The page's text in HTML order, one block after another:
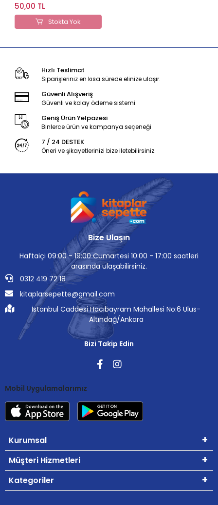
50,00 TL
Stokta Yok
Hızlı Teslimat
Siparişleriniz en kısa sürede elinize ulaşır.
Güvenli Alışveriş
Güvenli ve kolay ödeme sistemi
Geniş Ürün Yelpazesi
Binlerce ürün ve kampanya seçeneği
7 / 24 DESTEK
Öneri ve şikayetlerinizi bize iletebilirsiniz.
Bize Ulaşın
Haftaiçi 09:00 - 19:00 Cumartesi 10:00 - 17:00 saatleri
arasında ulaşabilirsiniz.
0312 419 72 18
kitaplarsepette@gmail.com
İstanbul Caddesi Hacıbayram Mahallesi No:6 Ulus-
Altındağ/Ankara
Bizi Takip Edin
Mobil Uygulamalarımız
Kurumsal
Müşteri Hizmetleri
Kategoriler